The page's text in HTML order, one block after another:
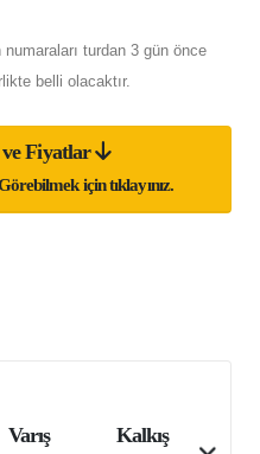
turdan 3 gün önce
belli olacaktır.
Fiyatlar
için tıklayınız.
Varış
Kalkış